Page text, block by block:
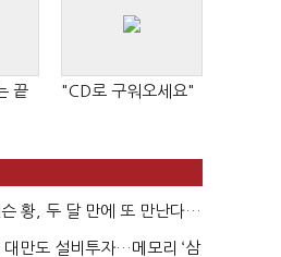
끝
"CD로 구워오세요"
황, 두 달 만에 또 만난다…
논...
대만도 설비투자…메모리 ‘삼